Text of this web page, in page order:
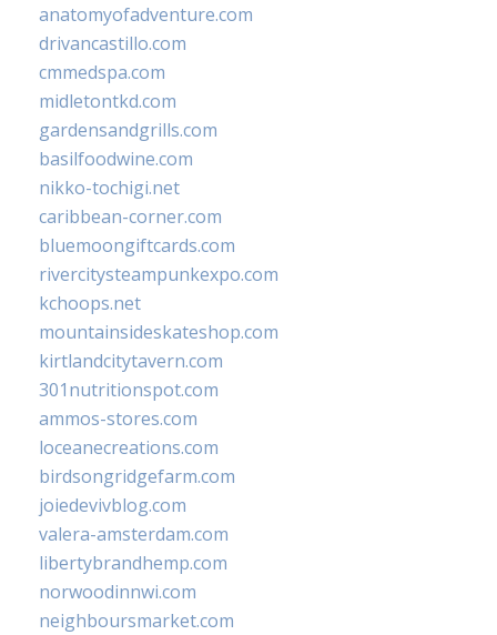
anatomyofadventure.com
drivancastillo.com
cmmedspa.com
midletontkd.com
gardensandgrills.com
basilfoodwine.com
nikko-tochigi.net
caribbean-corner.com
bluemoongiftcards.com
rivercitysteampunkexpo.com
kchoops.net
mountainsideskateshop.com
kirtlandcitytavern.com
301nutritionspot.com
ammos-stores.com
loceanecreations.com
birdsongridgefarm.com
joiedevivblog.com
valera-amsterdam.com
libertybrandhemp.com
norwoodinnwi.com
neighboursmarket.com